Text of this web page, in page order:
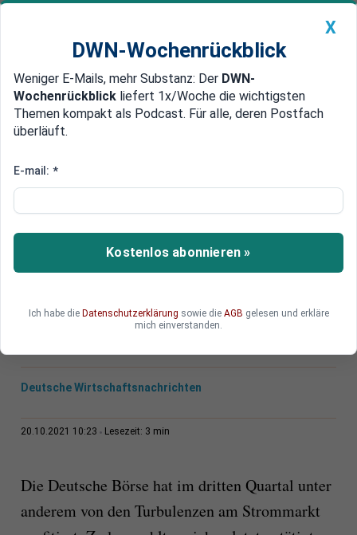
Newsticker MEIN DWN: Geldanlage Premium
Edelmetalle DWN-Magazin China
Deutsche Börse profitiert von
Gewinnplus
Der Börsenbetreiber profitierte davon, dass der
Preisanstieg bei Strom und Gas für Volatilität
Handelsvolumen geführt.
Deutsche Wirtschaftsnachrichten
20.10.2021 10:23 Lesezeit: 3 min
Die Deutsche Börse hat im dritten Quartal unter
anderem von den Turbulenzen am Strommarkt
X
DWN-Wochenrückblick
Weniger E-Mails, mehr Substanz: Der DWN-
Wochenrückblick liefert 1x/Woche die wichtigsten
Themen kompakt als Podcast. Für alle, deren Postfach
überläuft.
E-mail: *
Kostenlos abonnieren »
Ich habe die Datenschutzerklärung sowie die AGB gelesen und erkläre
mich einverstanden.